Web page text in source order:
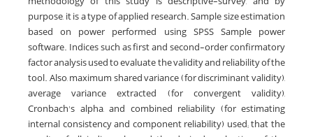
purpose, it is a type of applied research. Sample size estimation
based on power performed using SPSS Sample power
software. Indices such as first and second-order confirmatory
factor analysis used to evaluate the validity and reliability of the
tool. Also, maximum shared variance (for discriminant validity),
average variance extracted (for convergent validity),
Cronbach's alpha, and combined reliability (for estimating
internal consistency and component reliability) used; that the